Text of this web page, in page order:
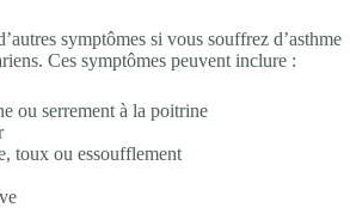
symptômes si vous souffrez d’asthme
Ces symptômes peuvent inclure :
ou serrement à la poitrine
toux ou essoufflement